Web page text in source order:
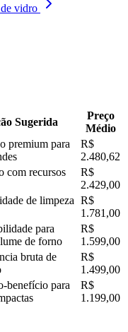
vidro
Sugerida
Preço
Médio
premium para
R$
2.480,62
com recursos
R$
2.429,00
de limpeza R$
1.781,00
para
de forno
R$
1.599,00
bruta de
R$
1.499,00
benefício para
R$
1.199,00